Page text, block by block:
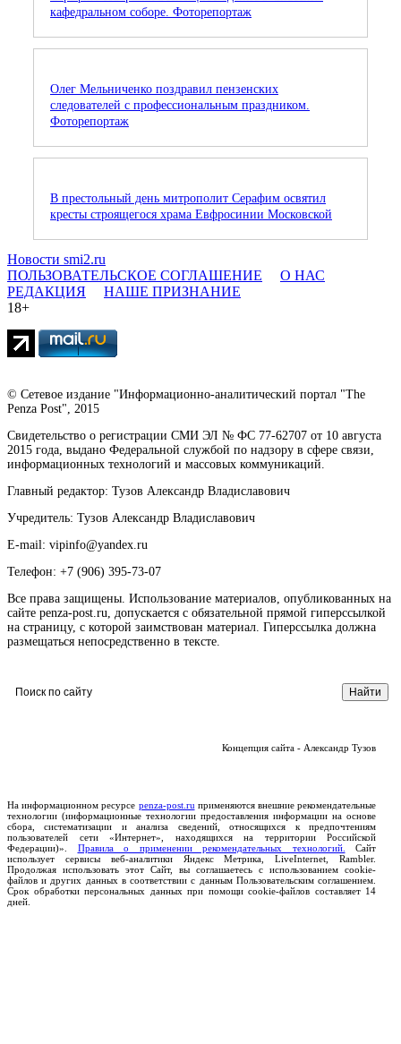
кафедральном соборе. Фоторепортаж
Олег Мельниченко поздравил пензенских
следователей с профессиональным праздником.
Фоторепортаж
В престольный день митрополит Серафим освятил
кресты строящегося храма Евфросинии Московской
Новости smi2.ru
ПОЛЬЗОВАТЕЛЬСКОЕ СОГЛАШЕНИЕ
О НАС
РЕДАКЦИЯ
НАШЕ ПРИЗНАНИЕ
18+
© Сетевое издание "Информационно-аналитический портал "The
Penza Post", 2015
Свидетельство о регистрации СМИ ЭЛ № ФС 77-62707 от 10 августа
2015 года, выдано Федеральной службой по надзору в сфере связи,
информационных технологий и массовых коммуникаций.
Главный редактор: Тузов Александр Владиславович
Учредитель: Тузов Александр Владиславович
E-mail: vipinfo@yandex.ru
Телефон: +7 (906) 395-73-07
Все права защищены. Использование материалов, опубликованных на
сайте penza-post.ru, допускается с обязательной прямой гиперссылкой
на страницу, с которой заимствован материал. Гиперссылка должна
размещаться непосредственно в тексте.
Концепция сайта - Александр Тузов
На информационном ресурсе penza-post.ru применяются внешние рекомендательные
технологии (информационные технологии предоставления информации на основе
сбора, систематизации и анализа сведений, относящихся к предпочтениям
пользователей сети «Интернет», находящихся на территории Российской
Федерации)». Правила о применении рекомендательных технологий.
Сайт
использует сервисы веб-аналитики Яндекс Метрика, LiveInternet, Rambler.
Продолжая использовать этот Сайт, вы соглашаетесь с использованием cookie-
файлов и других данных в соответствии с данным Пользовательским соглашением.
Срок обработки персональных данных при помощи cookie-файлов составляет 14
дней.